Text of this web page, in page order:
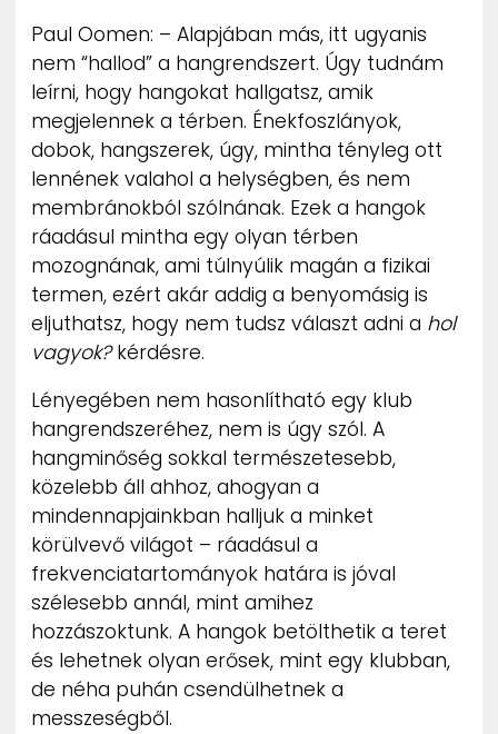
Paul Oomen: – Alapjában más, itt ugyanis
nem “hallod” a hangrendszert. Úgy tudnám
leírni, hogy hangokat hallgatsz, amik
megjelennek a térben. Énekfoszlányok,
dobok, hangszerek, úgy, mintha tényleg ott
lennének valahol a helységben, és nem
membránokból szólnának. Ezek a hangok
ráadásul mintha egy olyan térben
mozognának, ami túlnyúlik magán a fizikai
termen, ezért akár addig a benyomásig is
eljuthatsz, hogy nem tudsz választ adni a hol
vagyok?kérdésre.
Lényegében nem hasonlítható egy klub
hangrendszeréhez, nem is úgy szól. A
hangminőség sokkal természetesebb,
közelebb áll ahhoz, ahogyan a
mindennapjainkban halljuk a minket
körülvevő világot – ráadásul a
frekvenciatartományok határa is jóval
szélesebb annál, mint amihez
hozzászoktunk. A hangok betölthetik a teret
és lehetnek olyan erősek, mint egy klubban,
de néha puhán csendülhetnek a
messzeségből.